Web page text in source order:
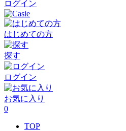
ログイン
はじめての方
探す
ログイン
お気に入り
0
TOP